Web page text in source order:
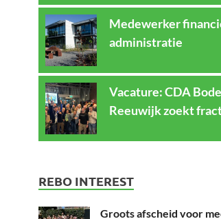
Medewerker
administratie
Vacature: CDA
Reeuwijk zoekt
REBO INTEREST
Groots afscheid voor